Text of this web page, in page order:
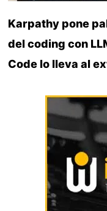
Karpathy pone
del coding con
Code lo lleva al